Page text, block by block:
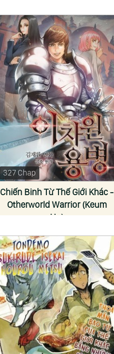
327 Chap
Chiến Binh Từ Thế Giới Khác -
Otherworld Warrior (Keum
Ho)